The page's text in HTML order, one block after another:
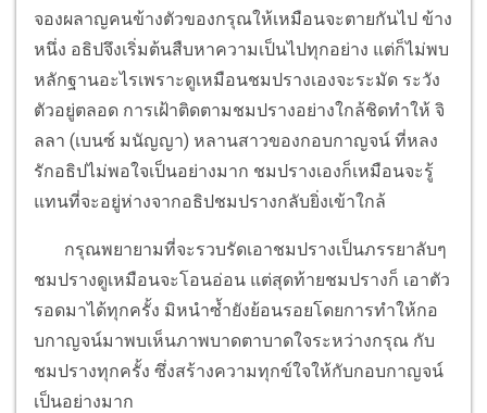
จองผลาญคนข้างตัวของกรุณให้เหมือนจะตายกันไป ข้าง
หนึ่ง อธิปจึงเริ่มต้นสืบหาความเป็นไปทุกอย่าง แต่ก็ไม่พบ
หลักฐานอะไรเพราะดูเหมือนชมปรางเองจะระมัด ระวัง
ตัวอยู่ตลอด การเฝ้าติดตามชมปรางอย่างใกล้ชิดทำให้ จิ
ลลา (เบนซ์ มนัญญา) หลานสาวของกอบกาญจน์ ที่หลง
รักอธิปไม่พอใจเป็นอย่างมาก ชมปรางเองก็เหมือนจะรู้
แทนที่จะอยู่ห่างจากอธิปชมปรางกลับยิ่งเข้าใกล้
กรุณพยายามที่จะรวบรัดเอาชมปรางเป็นภรรยาลับๆ
ชมปรางดูเหมือนจะโอนอ่อน แต่สุดท้ายชมปรางก็ เอาตัว
รอดมาได้ทุกครั้ง มิหนำซ้ำยังย้อนรอยโดยการทำให้กอ
บกาญจน์มาพบเห็นภาพบาดตาบาดใจระหว่างกรุณ กับ
ชมปรางทุกครั้ง ซึ่งสร้างความทุกข์ใจให้กับกอบกาญจน์
เป็นอย่างมาก